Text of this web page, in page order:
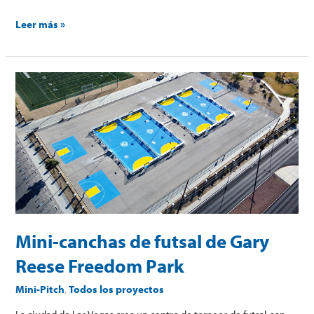
Leer más »
Mini-canchas de futsal de Gary
Reese Freedom Park
Mini-Pitch,Todos los proyectos
Mini-
canchas
de
futsal
de
Gary
Reese
Freedom
Park